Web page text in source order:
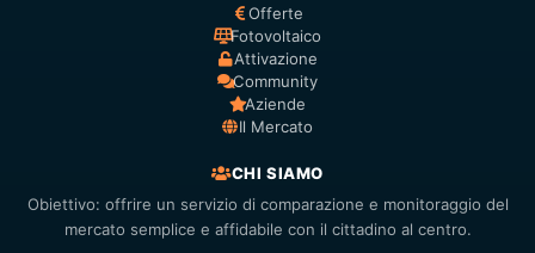
Offerte
Fotovoltaico
Attivazione
Community
Aziende
Il Mercato
CHI SIAMO
Obiettivo: offrire un servizio di comparazione e monitoraggio del
mercato semplice e affidabile con il cittadino al centro.